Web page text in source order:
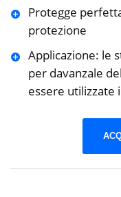
Protegge
protezione
Applicazione: le
per davanzale
essere utilizzate